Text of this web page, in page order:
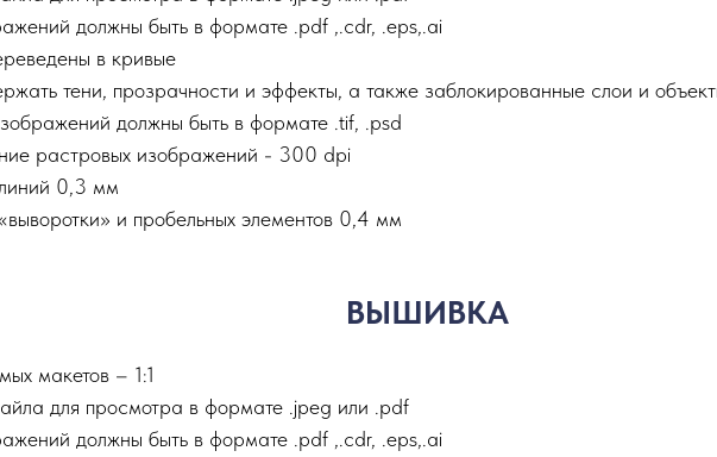
должны быть в формате .pdf ,.сdr, .eps,.ai
в кривые
тени, прозрачности и эффекты, а также заблокированные слои и
должны быть в формате .tif, .psd
растровых изображений - 300 dpi
0,3 мм
и пробельных элементов 0,4 мм
ВЫШИВКА
макетов – 1:1
для просмотра в формате .jpeg или .pdf
должны быть в формате .pdf ,.сdr, .eps,.ai